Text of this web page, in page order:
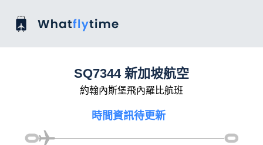
SQ7344 新加坡航空
約翰內斯堡飛內羅比航班
時間資訊待更新